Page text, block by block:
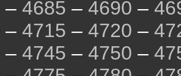
– 4685 – 4690 –
– 4715 – 4720 –
– 4745 – 4750 –